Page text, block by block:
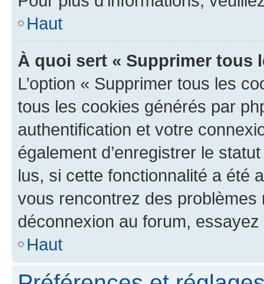
Haut
À quoi sert « Supprimer tous
L’option « Supprimer tous les
tous les cookies générés par
authentification et votre
également d’enregistrer le
lus, si cette fonctionnalité a été
vous rencontrez des
déconnexion au forum,
Haut